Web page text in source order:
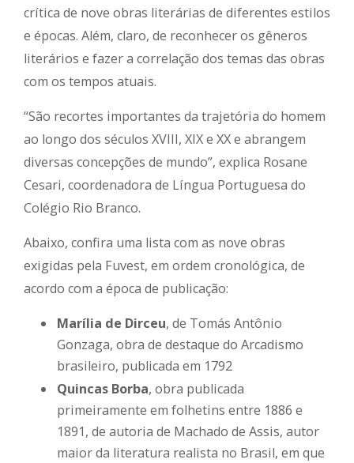
crítica de nove obras literárias de diferentes estilos
e épocas. Além, claro, de reconhecer os gêneros
literários e fazer a correlação dos temas das obras
com os tempos atuais.
“São recortes importantes da trajetória do homem
ao longo dos séculos XVIII, XIX e XX e abrangem
diversas concepções de mundo”, explica Rosane
Cesari, coordenadora de Língua Portuguesa do
Colégio Rio Branco.
Abaixo, confira uma lista com as nove obras
exigidas pela Fuvest, em ordem cronológica, de
acordo com a época de publicação:
Marília de Dirceu, de Tomás Antônio
Gonzaga, obra de destaque do Arcadismo
brasileiro, publicada em 1792
Quincas Borba, obra publicada
primeiramente em folhetins entre 1886 e
1891, de autoria de Machado de Assis, autor
maior da literatura realista no Brasil, em que